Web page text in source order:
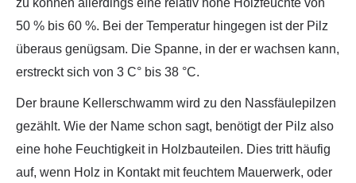
zu können allerdings eine relativ hohe Holzfeuchte von
50 % bis 60 %. Bei der Temperatur hingegen ist der Pilz
überaus genügsam. Die Spanne, in der er wachsen kann,
erstreckt sich von 3 C° bis 38 °C.
Der braune Kellerschwamm wird zu den Nassfäulepilzen
gezählt. Wie der Name schon sagt, benötigt der Pilz also
eine hohe Feuchtigkeit in Holzbauteilen. Dies tritt häufig
auf, wenn Holz in Kontakt mit feuchtem Mauerwerk, oder